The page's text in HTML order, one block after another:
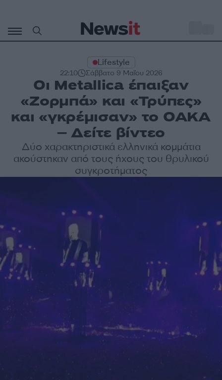
περιεχόμενο
Lifestyle
22:10 Σάββατο 9 Μαΐου 2026
Οι Metallica έπαιξαν
«Ζορμπά» και «Τρύπες»
και «γκρέμισαν» το ΟΑΚΑ
– Δείτε βίντεο
Δύο χαρακτηριστικά ελληνικά κομμάτια
ακούστηκαν από τους ήχους του θρυλικού
συγκροτήματος